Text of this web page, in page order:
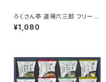
ろくさん亭 道場六三郎 フリーズ
ドライギフト
¥1,080